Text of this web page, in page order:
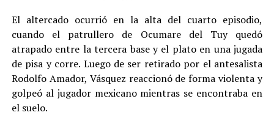
El altercado ocurrió en la alta del cuarto episodio,
cuando el patrullero de Ocumare del Tuy quedó
atrapado entre la tercera base y el plato en una jugada
de pisa y corre. Luego de ser retirado por el antesalista
Rodolfo Amador, Vásquez reaccionó de forma violenta y
golpeó al jugador mexicano mientras se encontraba en
el suelo.